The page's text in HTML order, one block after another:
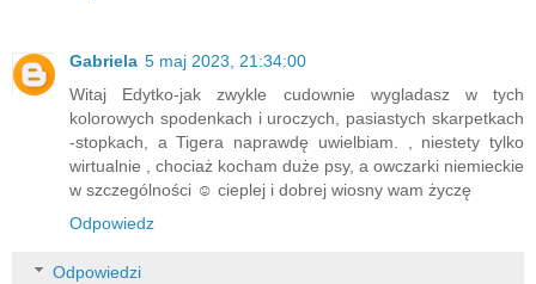
Gabriela 5 maj 2023, 21:34:00
Witaj Edytko-jak zwykle cudownie wygladasz w tych
kolorowych spodenkach i uroczych, pasiastych skarpetkach
-stopkach, a Tigera naprawdę uwielbiam. , niestety tylko
wirtualnie , chociaż kocham duże psy, a owczarki niemieckie
w szczególności ☺ cieplej i dobrej wiosny wam życzę
Odpowiedz
Odpowiedzi